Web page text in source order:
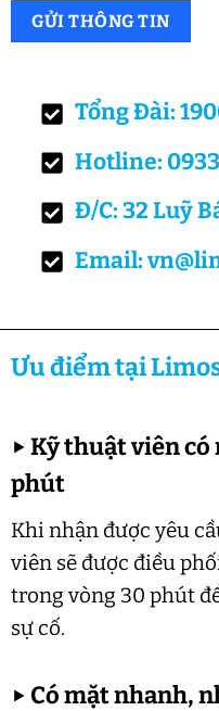
Tổng Đài:
Hotline:
Đ/C: 32 Luỹ
Email:
Ưu điểm tại
▶Kỹ thuật viên
phút
Khi nhận được yêu
viên sẽ được điều
trong vòng 30 phút
sự cố.
▶ Có mặt nhanh,